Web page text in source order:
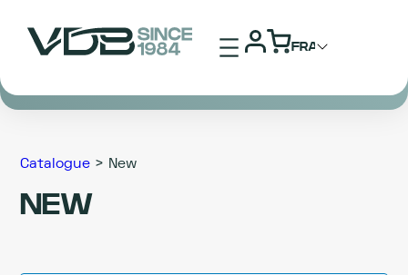
contenu
Catalogue > New
NEW